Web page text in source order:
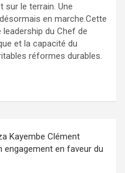
le terrain. Une
en marche.Cette
du Chef de
et la capacité du
réformes durables.
Kayembe Clément
engagement en faveur du